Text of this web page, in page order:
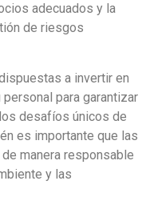
adecuados y la
de riesgos
a invertir en
para garantizar
desafíos únicos de
es importante que las
manera responsable
y las